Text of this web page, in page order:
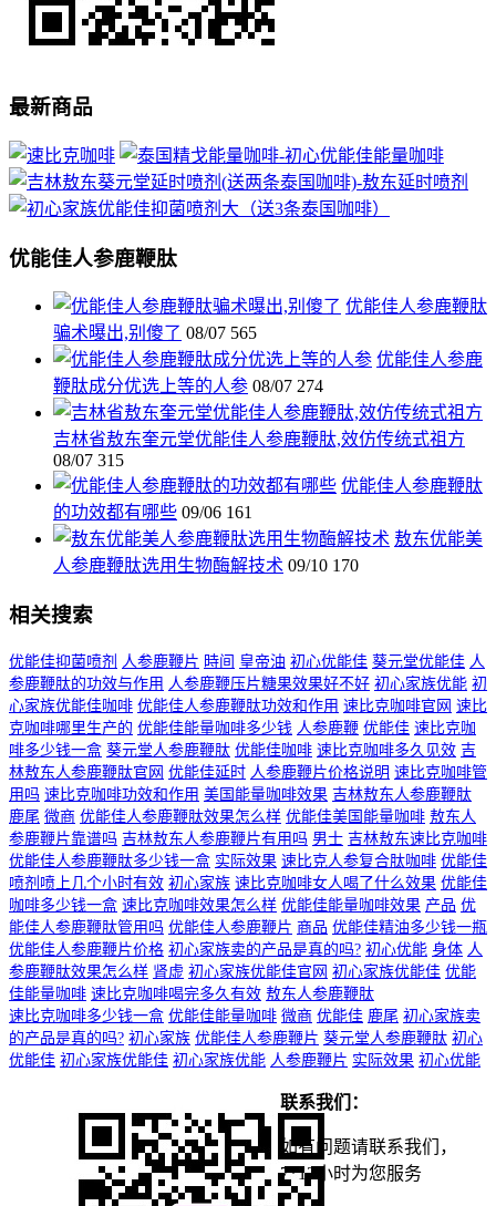
最新商品
优能佳人参鹿鞭肽
优能佳人参鹿鞭肽
骗术曝出,别傻了 08/07 565
优能佳人参鹿
鞭肽成分优选上等的人参 08/07 274
吉林省敖东奎元堂优能佳人参鹿鞭肽,效仿传统式祖方
08/07 315
优能佳人参鹿鞭肽
的功效都有哪些 09/06 161
敖东优能美
人参鹿鞭肽选用生物酶解技术 09/10 170
相关搜索
优能佳抑菌喷剂 人参鹿鞭片 時间 皇帝油 初心优能佳 葵元堂优能佳 人
参鹿鞭肽的功效与作用 人参鹿鞭压片糖果效果好不好 初心家族优能 初
心家族优能佳咖啡 优能佳人参鹿鞭肽功效和作用 速比克咖啡官网 速比
克咖啡哪里生产的 优能佳能量咖啡多少钱 人参鹿鞭 优能佳 速比克咖
啡多少钱一盒 葵元堂人参鹿鞭肽 优能佳咖啡 速比克咖啡多久见效 吉
林敖东人参鹿鞭肽官网 优能佳延时 人参鹿鞭片价格说明 速比克咖啡管
用吗 速比克咖啡功效和作用 美国能量咖啡效果 吉林敖东人参鹿鞭肽
鹿尾 微商 优能佳人参鹿鞭肽效果怎么样 优能佳美国能量咖啡 敖东人
参鹿鞭片靠谱吗 吉林敖东人参鹿鞭片有用吗 男士 吉林敖东速比克咖啡
优能佳人参鹿鞭肽多少钱一盒 实际效果 速比克人参复合肽咖啡 优能佳
喷剂喷上几个小时有效 初心家族 速比克咖啡女人喝了什么效果 优能佳
咖啡多少钱一盒 速比克咖啡效果怎么样 优能佳能量咖啡效果 产品 优
能佳人参鹿鞭肽管用吗 优能佳人参鹿鞭片 商品 优能佳精油多少钱一瓶
优能佳人参鹿鞭片价格 初心家族卖的产品是真的吗? 初心优能 身体 人
参鹿鞭肽效果怎么样 肾虚 初心家族优能佳官网 初心家族优能佳 优能
佳能量咖啡 速比克咖啡喝完多久有效 敖东人参鹿鞭肽
速比克咖啡多少钱一盒 优能佳能量咖啡 微商 优能佳 鹿尾 初心家族卖
的产品是真的吗? 初心家族 优能佳人参鹿鞭片 葵元堂人参鹿鞭肽 初心
优能佳 初心家族优能佳 初心家族优能 人参鹿鞭片 实际效果 初心优能
联系我们：
如有问题请联系我们，
7*12小时为您服务